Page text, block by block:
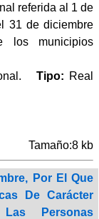
referida al 1 de
31 de diciembre
municipios
Tipo: Real
Tamaño:8 kb
Por El Que
De Carácter
Personas